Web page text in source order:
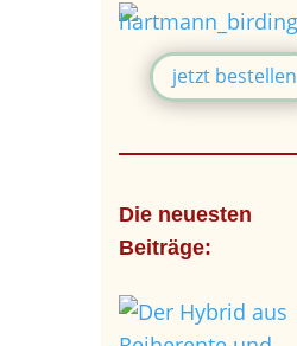
jetzt bestellen
Die neuesten
Beiträge: